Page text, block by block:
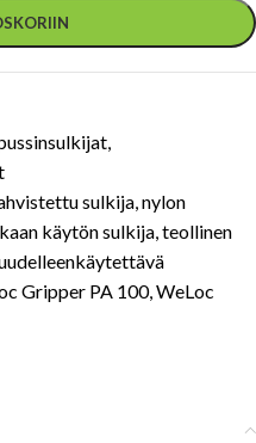
sulkija nylon
käytön sulkija teollinen
Gripper PA 100, WeLoc